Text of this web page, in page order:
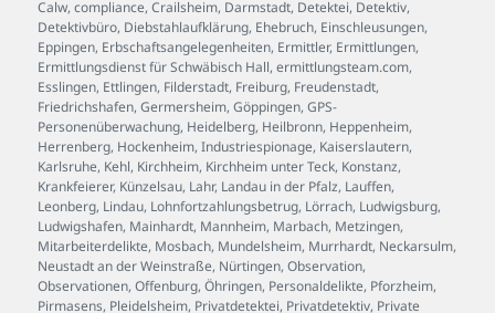
Calw,compliance,Crailsheim, Darmstadt, Detektei, Detektiv,
Detektivbüro, Diebstahlaufklärung, Ehebruch, Einschleusungen,
Eppingen, Erbschaftsangelegenheiten, Ermittler, Ermittlungen,
Ermittlungsdienst für Schwäbisch Hall,ermittlungsteam.com,
Esslingen, Ettlingen, Filderstadt, Freiburg, Freudenstadt,
Friedrichshafen,Germersheim,Göppingen,GPS-
Personenüberwachung, Heidelberg, Heilbronn, Heppenheim,
Herrenberg, Hockenheim,Industriespionage, Kaiserslautern,
Karlsruhe, Kehl, Kirchheim, Kirchheim unter Teck, Konstanz,
Krankfeierer, Künzelsau, Lahr, Landau in der Pfalz, Lauffen,
Leonberg, Lindau, Lohnfortzahlungsbetrug, Lörrach, Ludwigsburg,
Ludwigshafen, Mainhardt, Mannheim, Marbach, Metzingen,
Mitarbeiterdelikte, Mosbach, Mundelsheim, Murrhardt, Neckarsulm,
Neustadt an der Weinstraße, Nürtingen,Observation,
Observationen,Offenburg,Öhringen, Personaldelikte, Pforzheim,
Pirmasens, Pleidelsheim, Privatdetektei, Privatdetektiv, Private